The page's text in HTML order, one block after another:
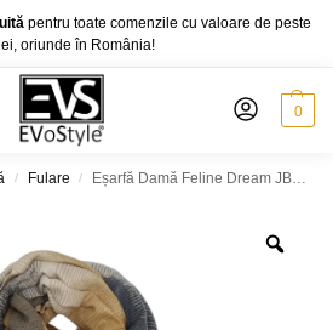
pentru toate comenzile cu valoare de peste
oriunde în România!
0
/ Fulare / Eșarfă Damă Feline Dream JB10-2 – Cashmere Touch, 68×180 cm